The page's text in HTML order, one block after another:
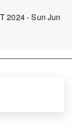
2024 - Sun Jun